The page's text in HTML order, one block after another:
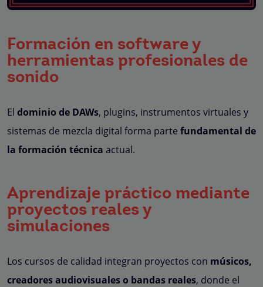
Formación en software y
herramientas profesionales de
sonido
El dominio de DAWs, plugins, instrumentos virtuales y
sistemas de mezcla digital forma parte fundamental de
la formación técnica actual.
Aprendizaje práctico mediante
proyectos reales y
simulaciones
Los cursos de calidad integran proyectos con músicos,
creadores audiovisuales o bandas reales, donde el